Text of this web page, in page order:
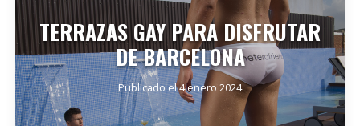
TERRAZAS GAY PARA DISFRUTAR
DE BARCELONA
Publicado el 4 enero 2024